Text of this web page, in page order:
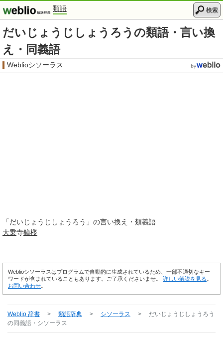
類語 検索
だいじょうじしょうろうの類語・言い換
え・同義語
Weblioシソーラス
「だいじょうじしょうろう 」の言い換え・類義語
大乗寺鐘楼
Weblioシソーラスはプログラムで自動的に生成されているため、一部不適切なキー
ワードが含まれていることもあります。ご了承くださいませ。 詳しい解説を見る
お問い合わせ
Weblio 辞書 > 類語辞典 > シソーラス >
だいじょうじしょうろう
の同義語・シソーラス